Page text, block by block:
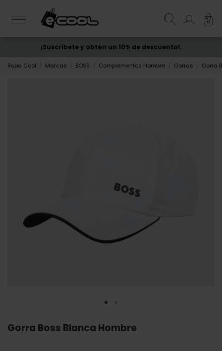
0
ENVÍO GRATIS desde 50€
¡Suscríbete y obtén un 10% de descuento!.
Ropa Cool Marcas BOSS Complementos Hombre Gorras Gorra
Gorra Boss Blanca Hombre